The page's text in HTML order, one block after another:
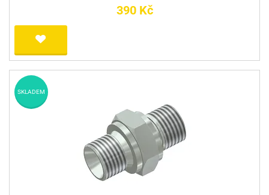
390 Kč
SKLADEM